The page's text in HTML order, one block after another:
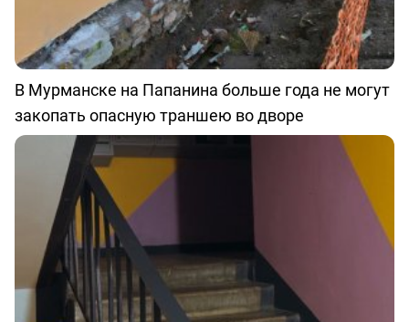
В Мурманске на Папанина больше года не могут
закопать опасную траншею во дворе